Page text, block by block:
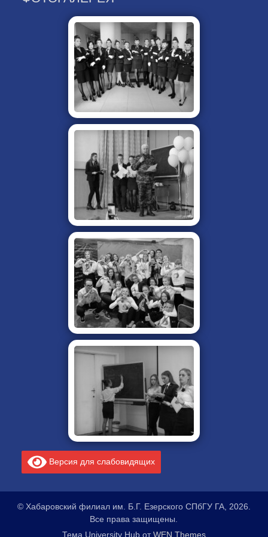
Версия для слабовидящих
© Хабаровский филиал им. Б.Г. Езерского СПбГУ ГА, 2026.
Все права защищены.
Тема University Hub отWEN Themes